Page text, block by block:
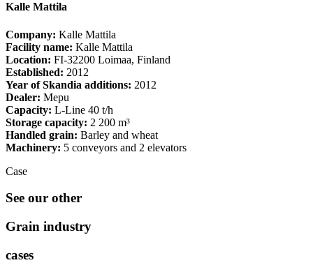
Kalle Mattila
Company: Kalle Mattila
Facility name: Kalle Mattila
Location: FI-32200 Loimaa, Finland
Established: 2012
Year of Skandia additions: 2012
Dealer: Mepu
Capacity: L-Line 40 t/h
Storage capacity: 2 200 m³
Handled grain: Barley and wheat
Machinery: 5 conveyors and 2 elevators
Case
See our other
Grain industry
cases